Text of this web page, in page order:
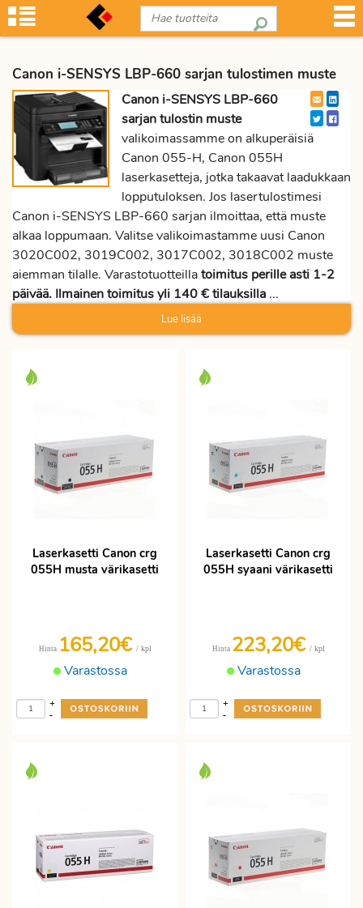
Canon i-SENSYS LBP-660 sarjan tulostimen muste
Canon i-SENSYS LBP-660
sarjan tulostin muste
valikoimassamme on alkuperäisiä
Canon 055-H, Canon 055H
laserkasetteja, jotka takaavat laadukkaan
lopputuloksen. Jos lasertulostimesi
Canon i-SENSYS LBP-660 sarjan ilmoittaa, että muste
alkaa loppumaan. Valitse valikoimastamme uusi Canon
3020C002, 3019C002, 3017C002, 3018C002 muste
aiemman tilalle. Varastotuotteillatoimitus perille asti 1-2
päivää. Ilmainen toimitus yli 140 € tilauksilla ...
Lue lisää
Laserkasetti Canon crg
055H musta värikasetti
Varastossa
Hinta 165,20€ / kpl
-
+
Laserkasetti Canon crg
055H syaani värikasetti
Varastossa
Hinta 223,20€ / kpl
-
+